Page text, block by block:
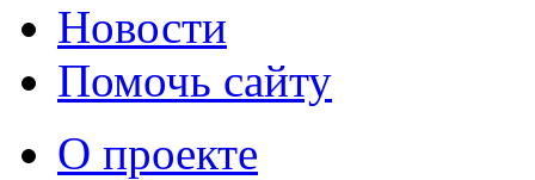
Новости
Помочь сайту
О проекте